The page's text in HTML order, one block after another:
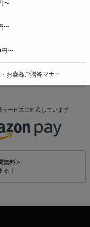
〜
〜
〜
お歳暮ご贈答マナー
サービスに対応しています
無料＞
！